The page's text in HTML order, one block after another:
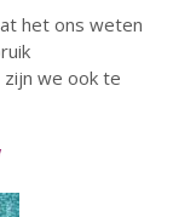
Lazy Queer
Sunday
het ons weten
zijn we ook te